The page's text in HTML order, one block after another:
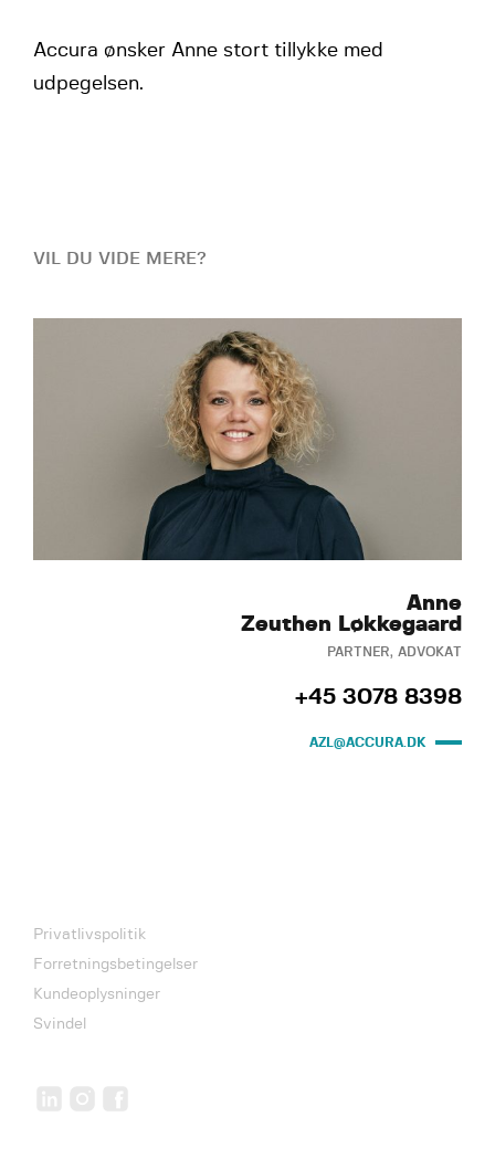
Accura ønsker Anne stort tillykke med
udpegelsen.
VIL DU VIDE MERE?
Anne
Zeuthen Løkkegaard
PARTNER, ADVOKAT
+45 3078 8398
AZL@ACCURA.DK
Privatlivspolitik
Forretningsbetingelser
Kundeoplysninger
Svindel